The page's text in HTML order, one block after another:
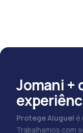
Jomani +
Protege Aluguel é
Trabalhamos com